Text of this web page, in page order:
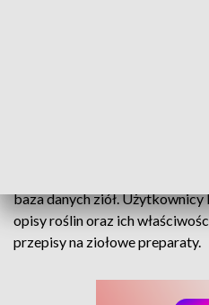
baza danych ziół. Użytkownicy
opisy roślin oraz ich
przepisy na ziołowe preparaty.